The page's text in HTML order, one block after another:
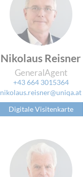
Nikolaus Reisner
GeneralAgent
+43 664 3015364
nikolaus.reisner@uniqa.at
Digitale Visitenkarte